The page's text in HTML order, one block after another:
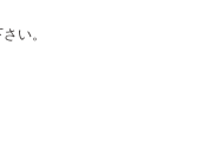
い。